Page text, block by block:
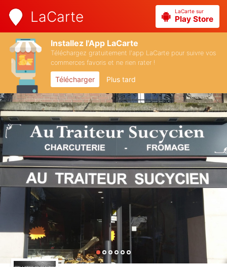
LaCarte LaCarte sur
Play Store
Installez l'App LaCarte
Téléchargez gratuitement l'app LaCarte pour suivre vos
commerces favoris et ne rien rater !
Télécharger Plus tard